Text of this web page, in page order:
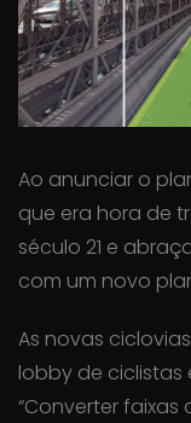
Ao anunciar o
que era hora de
século 21 e
com um novo
As novas
lobby de ciclistas
“Converter